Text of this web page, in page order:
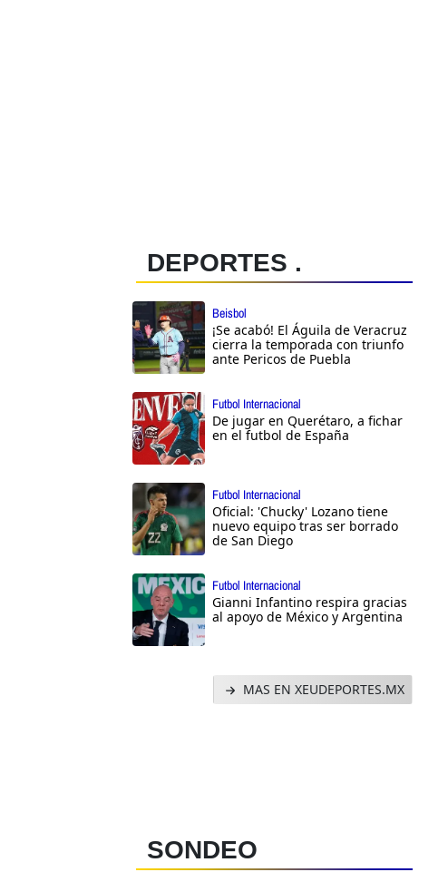
DEPORTES .
Beisbol
¡Se acabó! El Águila de Veracruz
cierra la temporada con triunfo
ante Pericos de Puebla
Futbol Internacional
De jugar en Querétaro, a fichar
en el futbol de España
Futbol Internacional
Oficial: 'Chucky' Lozano tiene
nuevo equipo tras ser borrado
de San Diego
Futbol Internacional
Gianni Infantino respira gracias
al apoyo de México y Argentina
MAS EN XEUDEPORTES.MX
SONDEO